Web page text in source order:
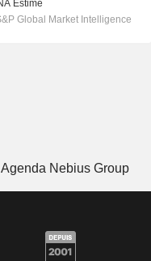
Agenda Nebius Group